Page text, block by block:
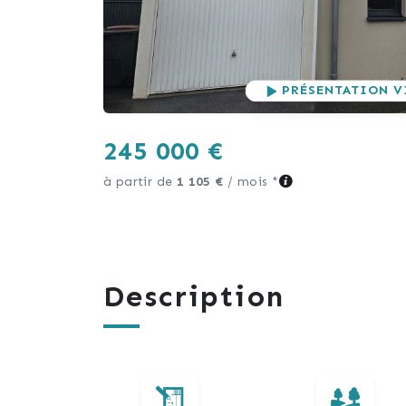
PRÉSENTATION
245 000 €
à partir de 1 105 € / mois *
Description